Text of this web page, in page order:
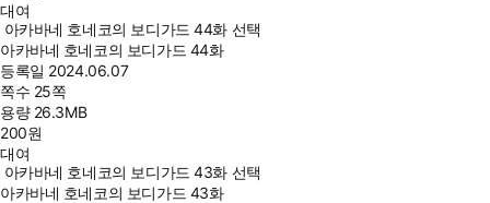
대여
아카바네 호네코의 보디가드 44화 선택
아카바네 호네코의 보디가드 44화
등록일 2024.06.07
쪽수 25쪽
용량 26.3MB
200원
대여
아카바네 호네코의 보디가드 43화 선택
아카바네 호네코의 보디가드 43화